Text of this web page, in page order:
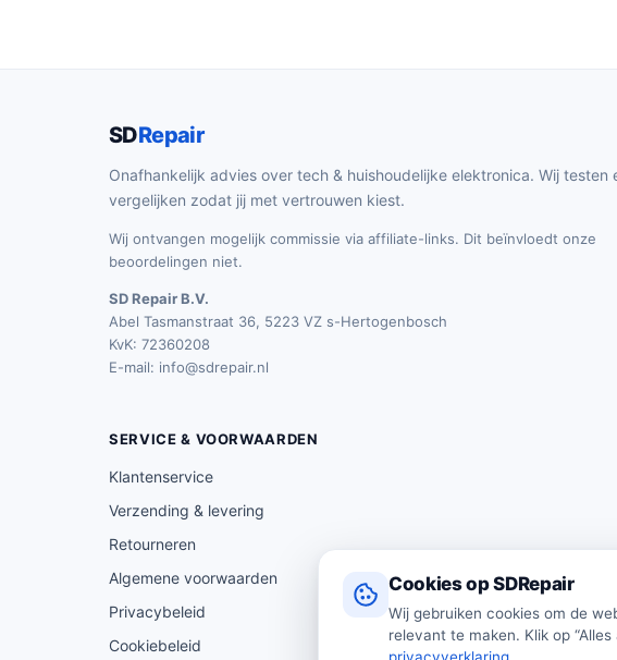
Cookies op SDRepair
Wij gebruiken cookies om de
relevant te maken. Klik op
SDRepair
Onafhankelijk advies over tech & huishoudelijke elektronica. Wij testen
vergelijken zodat jij met vertrouwen kiest.
Wij ontvangen mogelijk commissie via affiliate-links. Dit beïnvloedt onze
beoordelingen niet.
SD Repair B.V.
Abel Tasmanstraat 36, 5223 VZ s-Hertogenbosch
KvK: 72360208
E-mail: info@sdrepair.nl
SERVICE & VOORWAARDEN
Klantenservice
Verzending & levering
Retourneren
Algemene voorwaarden
Privacybeleid
Cookiebeleid